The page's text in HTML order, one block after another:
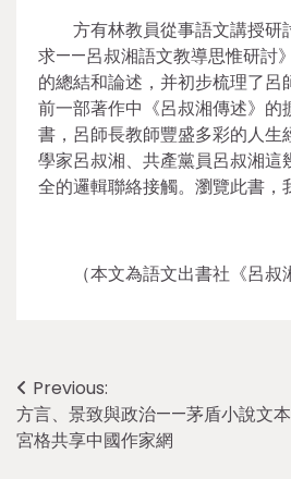
方有林教員從事語文講授
求——呂叔湘語文教導思惟研討
的總結和論述，并初步梳理了
前一部著作中《呂叔湘傳述》
書，呂師長教師豐盛多彩的人生
學家呂叔湘、共產黨員呂叔湘
全的邏輯聯絡接觸。瀏覽此書，
（本文為語文出書社《呂
Post
navigation
Previous:
方言、景致與政治——茅盾小說文
宮格共享中國作家網